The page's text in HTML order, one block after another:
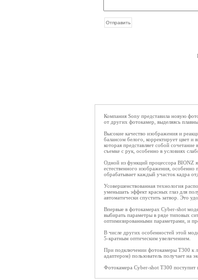
Компания Sony представила новую
от других фотокамер, выделяясь
Высокие качество изображения и
балансом белого, корректирует цвет
которая представляет собой
съемке с рук, особенно в условиях
Одной из функций процессора BIONZ
естественного изображения,
обрабатывает каждый участок кадра
Усовершенствованная технология
уменьшать эффект красных глаз для
автоматически спустить затвор. Это
Впервые в фотокамерах Cyber-shot
выбирать параметры в ряде типовых
оптимизированными параметрами, и
В числе других особенностей этой
5-кратным оптическим увеличением.
При подключении фотокамеры T300 к
адаптером) пользователь получает на
Фотокамера Cyber-shot T300 поступит